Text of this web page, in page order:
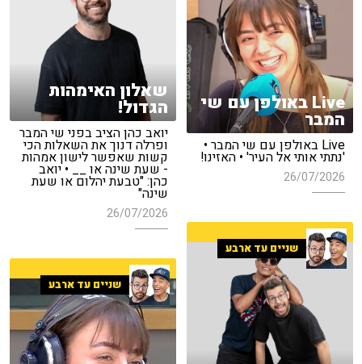
שאלון האימהות
הגדול!
יואב כהן הציב בפני שי המבר
ופרלה דנוך את השאלות הכי
קשות שאפשר לישון אמהות
- שעת שינה או __ • יואב
כהן: "טבעת יהלום או שעת
שינה"
26/07/2026
Live באולפן עם שי
המבר
Live באולפן עם שי המבר •
'נתתי אותי אל העיר' • האזינו!
26/07/2026
שניים עד ארבע
שניים עד ארבע